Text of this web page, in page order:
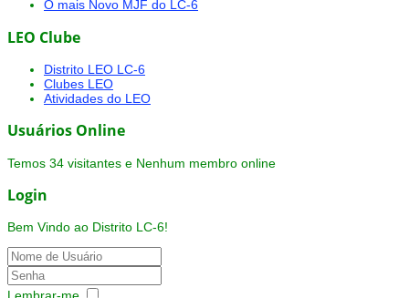
O mais Novo MJF do LC-6
LEO Clube
Distrito LEO LC-6
Clubes LEO
Atividades do LEO
Usuários Online
Temos 34 visitantes e Nenhum membro online
Login
Bem Vindo ao Distrito LC-6!